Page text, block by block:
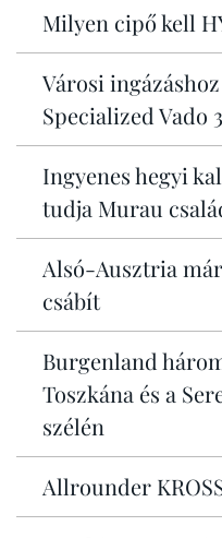
Milyen cipő kell
Városi
Specialized Vado 3
Ingyenes hegyi
tudja Murau
Alsó-Ausztria
csábít
Burgenland
Toszkána és a
szélén
Allrounder